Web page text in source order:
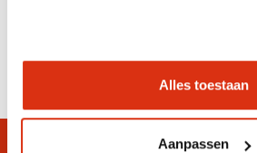
Alles toestaan
Aanpassen